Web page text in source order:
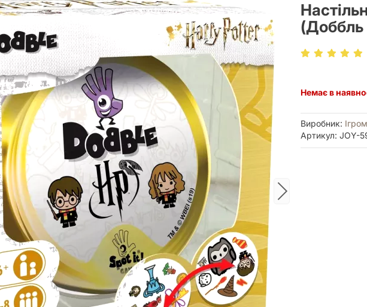
(Доббль
Немає в
Виробник:
Артикул: JOY-